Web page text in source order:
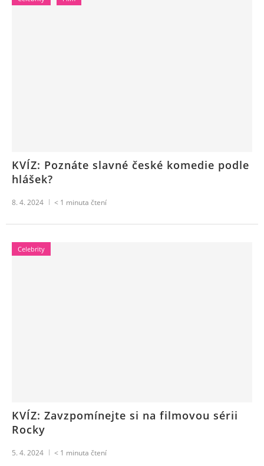
KVÍZ: Poznáte slavné české komedie podle
hlášek?
8. 4. 2024 < 1 minuta čtení
Celebrity
KVÍZ: Zavzpomínejte si na filmovou sérii
Rocky
5. 4. 2024 < 1 minuta čtení